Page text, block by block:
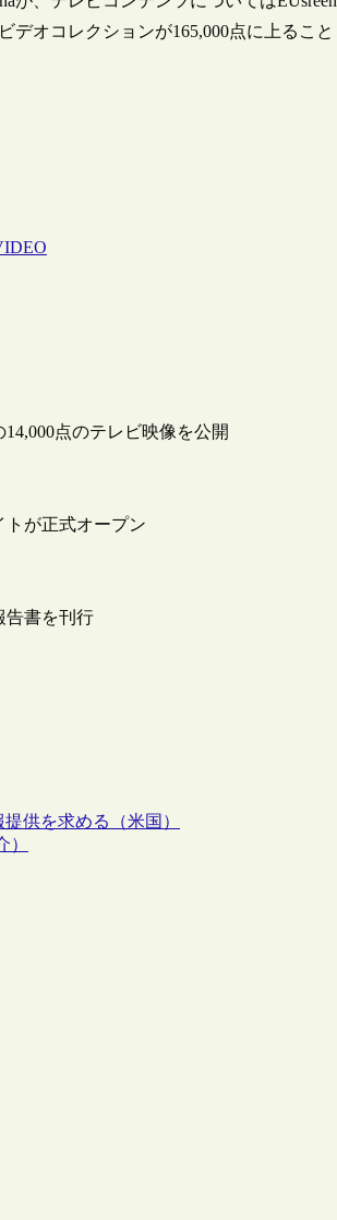
デオコレクションが165,000点に上ること
点のテレビ映像を公開
トが正式オープン
告書を刊行
供を求める（米国）